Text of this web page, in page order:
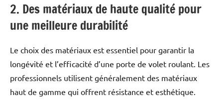
2. Des matériaux de haute qualité pour
une meilleure durabilité
Le choix des matériaux est essentiel pour garantir la
longévité et l’efficacité d’une porte de volet roulant. Les
professionnels utilisent généralement des matériaux
haut de gamme qui offrent résistance et esthétique.